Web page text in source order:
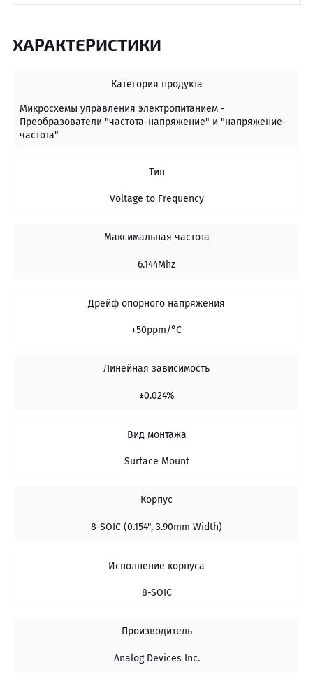
ХАРАКТЕРИСТИКИ
Категория продукта
Микросхемы управления электропитанием -
Преобразователи "частота-напряжение" и "напряжение-
частота"
Тип
Voltage to Frequency
Максимальная частота
6.144Mhz
Дрейф опорного напряжения
±50ppm/°C
Линейная зависимость
±0.024%
Вид монтажа
Surface Mount
Корпус
8-SOIC (0.154", 3.90mm Width)
Исполнение корпуса
8-SOIC
Производитель
Analog Devices Inc.